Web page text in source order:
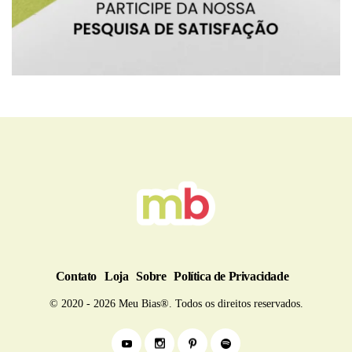
Contato Loja Sobre Política de Privacidade
© 2020 - 2026 Meu Bias®. Todos os direitos reservados.